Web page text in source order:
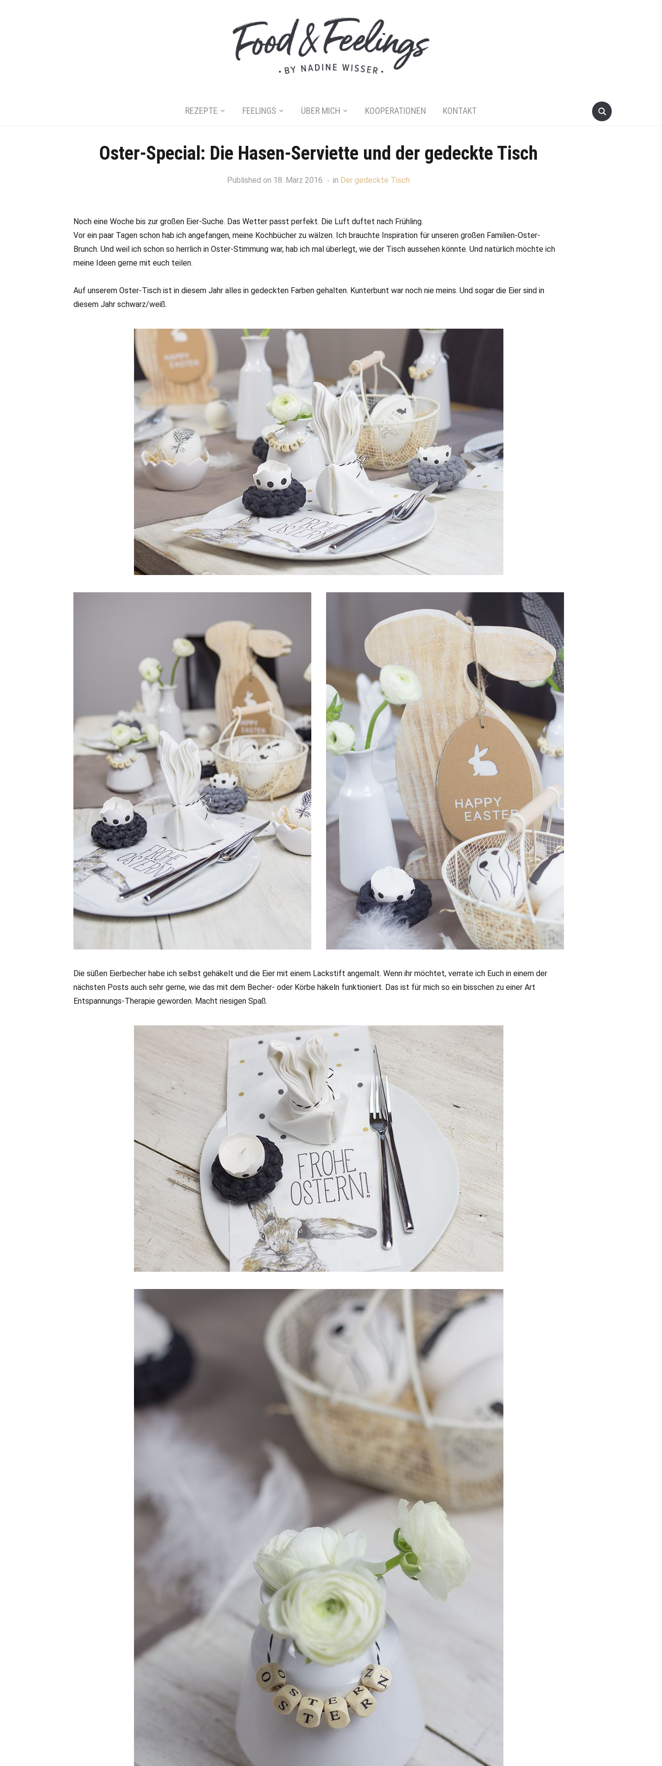
REZEPTE FEELINGS ÜBER MICH KOOPERATIONEN KONTAKT
Oster-Special: Die Hasen-Serviette und der gedeckte Tisch
Published on 18. März 2016 in Der gedeckte Tisch
Noch eine Woche bis zur großen Eier-Suche. Das Wetter passt perfekt. Die Luft duftet nach Frühling.
Vor ein paar Tagen schon hab ich angefangen, meine Kochbücher zu wälzen. Ich brauchte Inspiration für unseren großen Familien-Oster-
Brunch. Und weil ich schon so herrlich in Oster-Stimmung war, hab ich mal überlegt, wie der Tisch aussehen könnte. Und natürlich möchte ich
meine Ideen gerne mit euch teilen.
Auf unserem Oster-Tisch ist in diesem Jahr alles in gedeckten Farben gehalten. Kunterbunt war noch nie meins. Und sogar die Eier sind in
diesem Jahr schwarz/weiß.
Die süßen Eierbecher habe ich selbst gehäkelt und die Eier mit einem Lackstift angemalt. Wenn ihr möchtet, verrate ich Euch in einem der
nächsten Posts auch sehr gerne, wie das mit dem Becher- oder Körbe häkeln funktioniert. Das ist für mich so ein bisschen zu einer Art
Entspannungs-Therapie geworden. Macht riesigen Spaß.